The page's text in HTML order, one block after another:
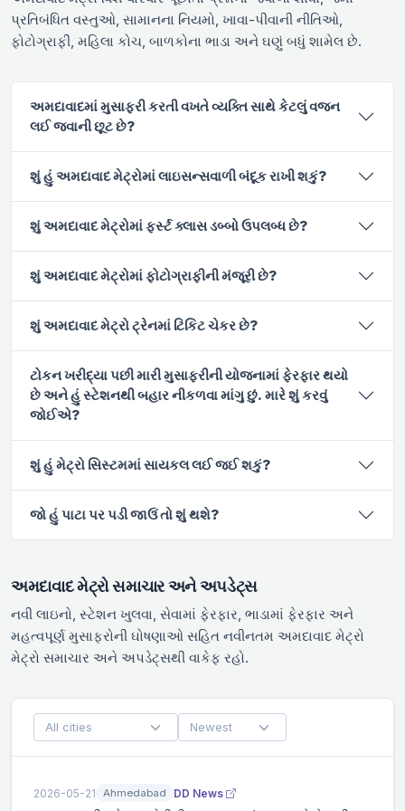
પ્રતિબંધિત વસ્તુઓ, સામાનના નિયમો, ખાવા-પીવાની નીતિઓ,
ફોટોગ્રાફી, મહિલા કોચ, બાળકોના ભાડા અને ઘણું બધું શામેલ છે.
અમદાવાદમાં મુસાફરી કરતી વખતે વ્યક્તિ સાથે કેટલું વજન
લઈ જવાની છૂટ છે?
શું હું અમદાવાદ મેટ્રોમાં લાઇસન્સવાળી બંદૂક રાખી શકું?
શું અમદાવાદ મેટ્રોમાં ફર્સ્ટ ક્લાસ ડબ્બો ઉપલબ્ધ છે?
શું અમદાવાદ મેટ્રોમાં ફોટોગ્રાફીની મંજૂરી છે?
શું અમદાવાદ મેટ્રો ટ્રેનમાં ટિકિટ ચેકર છે?
ટોકન ખરીદ્યા પછી મારી મુસાફરીની યોજનામાં ફેરફાર થયો
છે અને હું સ્ટેશનથી બહાર નીકળવા માંગુ છું. મારે શું કરવું
જોઈએ?
શું હું મેટ્રો સિસ્ટમમાં સાયકલ લઈ જઈ શકું?
જો હું પાટા પર પડી જાઉં તો શું થશે?
અમદાવાદ મેટ્રો સમાચાર અને અપડેટ્સ
નવી લાઇનો, સ્ટેશન ખુલવા, સેવામાં ફેરફાર, ભાડામાં ફેરફાર અને
મહત્વપૂર્ણ મુસાફરોની ઘોષણાઓ સહિત નવીનતમ અમદાવાદ મેટ્રો
મેટ્રો સમાચાર અને અપડેટ્સથી વાકેફ રહો.
2026-05-21 Ahmedabad DD News